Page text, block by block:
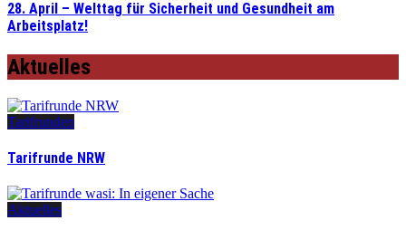
28. April – Welttag für Sicherheit und Gesundheit am
Arbeitsplatz!
Aktuelles
Tarifrunden
Tarifrunde NRW
Aktuelles